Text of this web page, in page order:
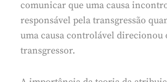
comunicar que uma causa
responsável pela transgressão
uma causa controlável direcionou
transgressor.